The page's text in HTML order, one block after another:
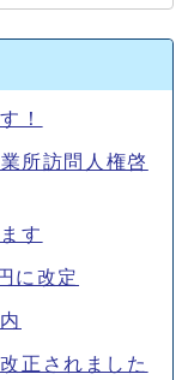
！
所訪問人権啓
す
に改定
正されました